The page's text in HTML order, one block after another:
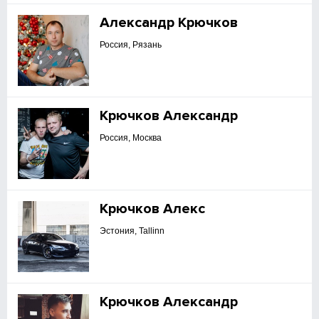
Александр Крючков
Россия, Рязань
Крючков Александр
Россия, Москва
Крючков Алекс
Эстония, Tallinn
Крючков Александр